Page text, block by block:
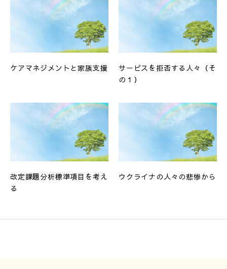
ケアマネジメントと家族支援
サービスを拒否する人々（そ
の１）
改定課題分析標準項目を考え
る
ウクライナの人々の悲惨から